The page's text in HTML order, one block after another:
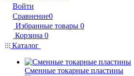
Войти
Сравнение0
Избранные товары 0
Корзина 0
Каталог
Сменные токарные пластины